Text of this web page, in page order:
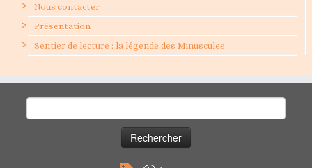
Nous contacter
Présentation
Sentier de lecture : la légende des Minuscules